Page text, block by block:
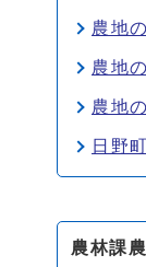
農地
農地
農地
日野
農林課